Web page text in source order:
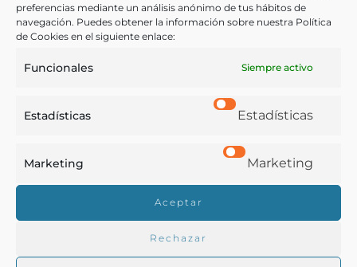
preferencias mediante un análisis anónimo de tus hábitos de
navegación. Puedes obtener la información sobre nuestra Política
de Cookies en el siguiente enlace:
Funcionales Siempre activo
Estadísticas Estadísticas
Marketing Marketing
Aceptar
Rechazar
Caballero, J
Las Palmas de GC - 1940-1945
Real Academia de Gastronomía
Trabajamos para difundir y proteger la cultura